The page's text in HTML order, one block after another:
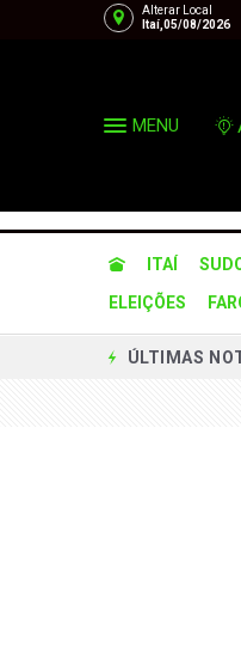
Alterar Local
Itaí,05/08/2026
MENU
ITAÍ
ELEIÇÕES
ÚLTIMAS